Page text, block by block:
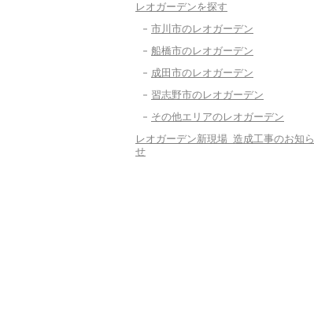
レオガーデンを探す
市川市のレオガーデン
船橋市のレオガーデン
成田市のレオガーデン
習志野市のレオガーデン
その他エリアのレオガーデン
レオガーデン新現場 造成工事のお知ら
せ